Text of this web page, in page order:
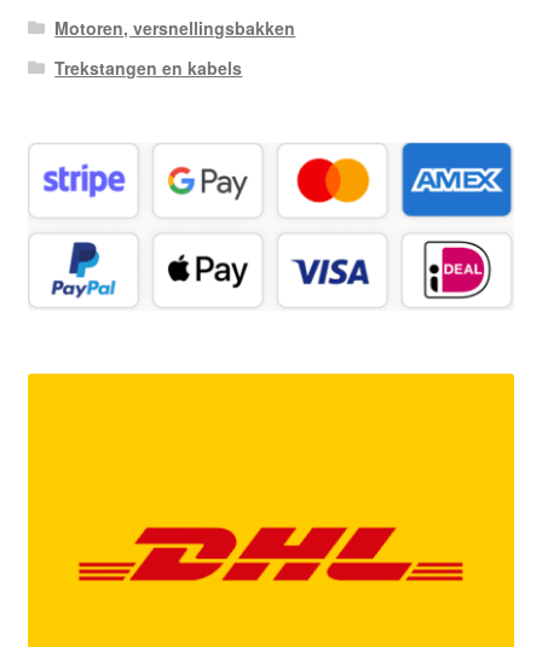
Motoren, versnellingsbakken
Trekstangen en kabels